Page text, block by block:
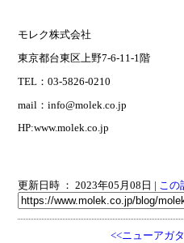
モレク株式会社
東京都台東区上野7-6-11-1階
TEL：03-5826-0210
mail：info@molek.co.jp
HP:www.molek.co.jp
更新日時 ： 2023年05月08日 | この
<<ニューアガ